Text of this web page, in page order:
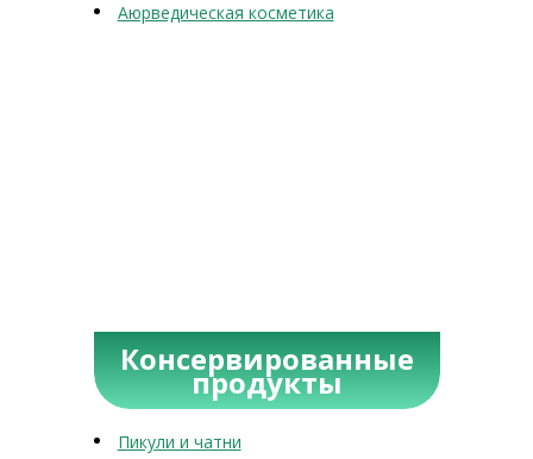
Аюрведическая косметика
Консервированные
продукты
Пикули и чатни